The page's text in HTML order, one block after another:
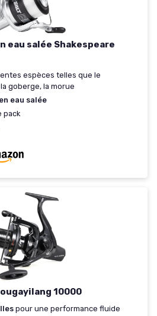
eau salée Shakespeare
espèces telles que le
goberge, la morue
eau salée
pack
10000
pour une performance fluide